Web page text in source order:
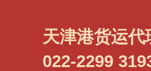
天津港货运代
022-2299